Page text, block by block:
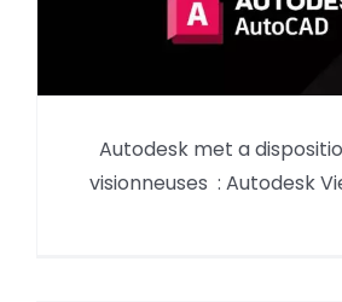
DWG TrueView
visionneuse gratuite
Autodesk met a
visionneuses : Autodesk